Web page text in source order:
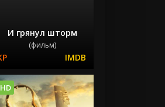
И грянул шторм
(фильм)
HD